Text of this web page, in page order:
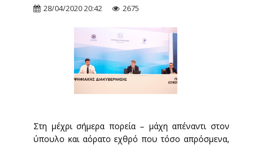
28/04/2020 20:42 2675
Στη μέχρι σήμερα πορεία – μάχη απέναντι στον
ύπουλο και αόρατο εχθρό που τόσο απρόσμενα,